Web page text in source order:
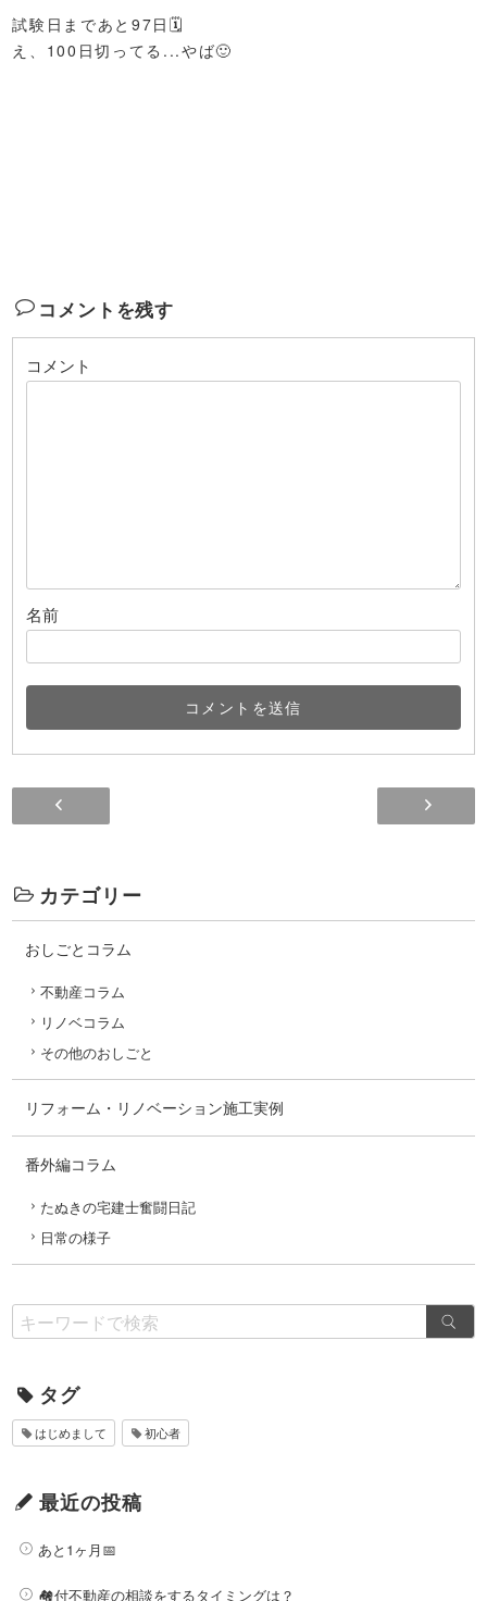
試験日まであと97日🗓️
え、100日切ってる...やば🙂
コメントを残す
コメント
名前
カテゴリー
おしごとコラム
不動産コラム
リノベコラム
その他のおしごと
リフォーム・リノベーション施工実例
番外編コラム
たぬきの宅建士奮闘日記
日常の様子
タグ
はじめまして 初心者
最近の投稿
あと1ヶ月📅
🏘️付不動産の相談をするタイミングは？